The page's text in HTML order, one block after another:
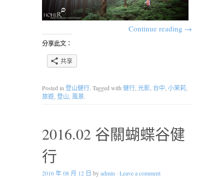
Continue reading →
分享此文：
共享
Posted in 登山健行. Tagged with 健行 光影 台中 小茉莉
旅遊 登山 風景.
2016.02 谷關蝴蝶谷健
行
2016 年 08 月 12 日 byadmin · Leave a comment